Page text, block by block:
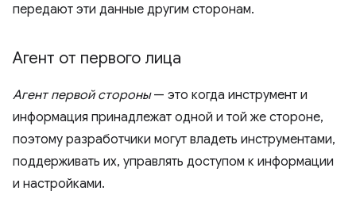
передают эти данные другим сторонам.
Агент от первого лица
Агент первой стороны— это когда инструмент и
информация принадлежат одной и той же стороне,
поэтому разработчики могут владеть инструментами,
поддерживать их, управлять доступом к информации
и настройками.